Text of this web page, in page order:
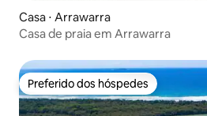
Casa ⋅ Arrawarra
Casa de praia em Arrawarra
Preferido dos hóspedes
Preferido dos hóspedes